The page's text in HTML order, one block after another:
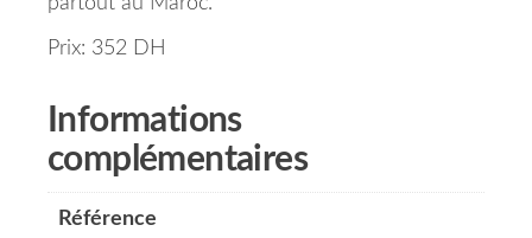
Prix: 352 DH
Informations
complémentaires
Référence